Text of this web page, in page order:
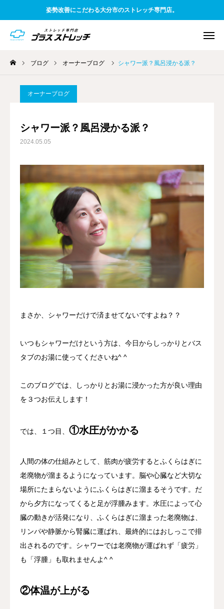
姿勢改善にこだわる大分市のストレッチ専門店。
ブログ オーナーブログ シャワー派？風呂浸かる派？
オーナーブログ
シャワー派？風呂浸かる派？
2024.05.05
まさか、シャワーだけで済ませてないですよね？？
いつもシャワーだけという方は、今日からしっかりとバス
タブのお湯に使ってくださいね^ ^
このブログでは、しっかりとお湯に浸かった方が良い理由
を３つお伝えします！
では、１つ目、 ①水圧がかかる
人間の体の仕組みとして、筋肉が疲労するとふくらはぎに
老廃物が溜まるようになっています。脳や心臓など大切な
場所にたまらないようにふくらはぎに溜まるそうです。だ
から夕方になってくると足が浮腫みます。水圧によって心
臓の動きが活発になり、ふくらはぎに溜まった老廃物は、
リンパや静脈から腎臓に運ばれ、最終的にはおしっこで排
出されるのです。シャワーでは老廃物が運ばれず「疲労」
も「浮腫」も取れませんよ^ ^
②体温が上がる
WEB予約
電話予約
TOP
初めての方へ
一般お客様向け
企業様向け
料金案内
当店について
ご予約/お問合せ